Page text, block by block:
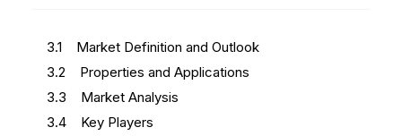
3.1 Market Definition and Outlook
3.2 Properties and Applications
3.3 Market Analysis
3.4 Key Players